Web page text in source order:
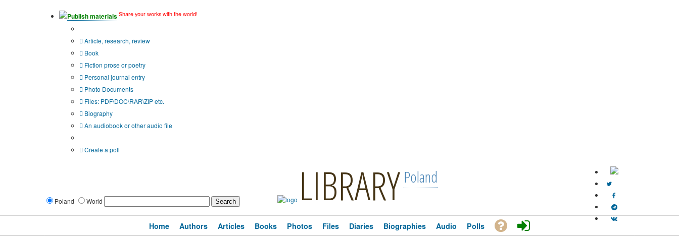
Publish materials Share your works with the world!
Article, research, review
Book
Fiction prose or poetry
Personal journal entry
Photo Documents
Files: PDF\DOC\RAR\ZIP etc.
Biography
An audiobook or other audio file
Create a poll
Poland World LIBRARY Poland
Home Authors Articles Books Photos Files Diaries Biographies Audio Polls